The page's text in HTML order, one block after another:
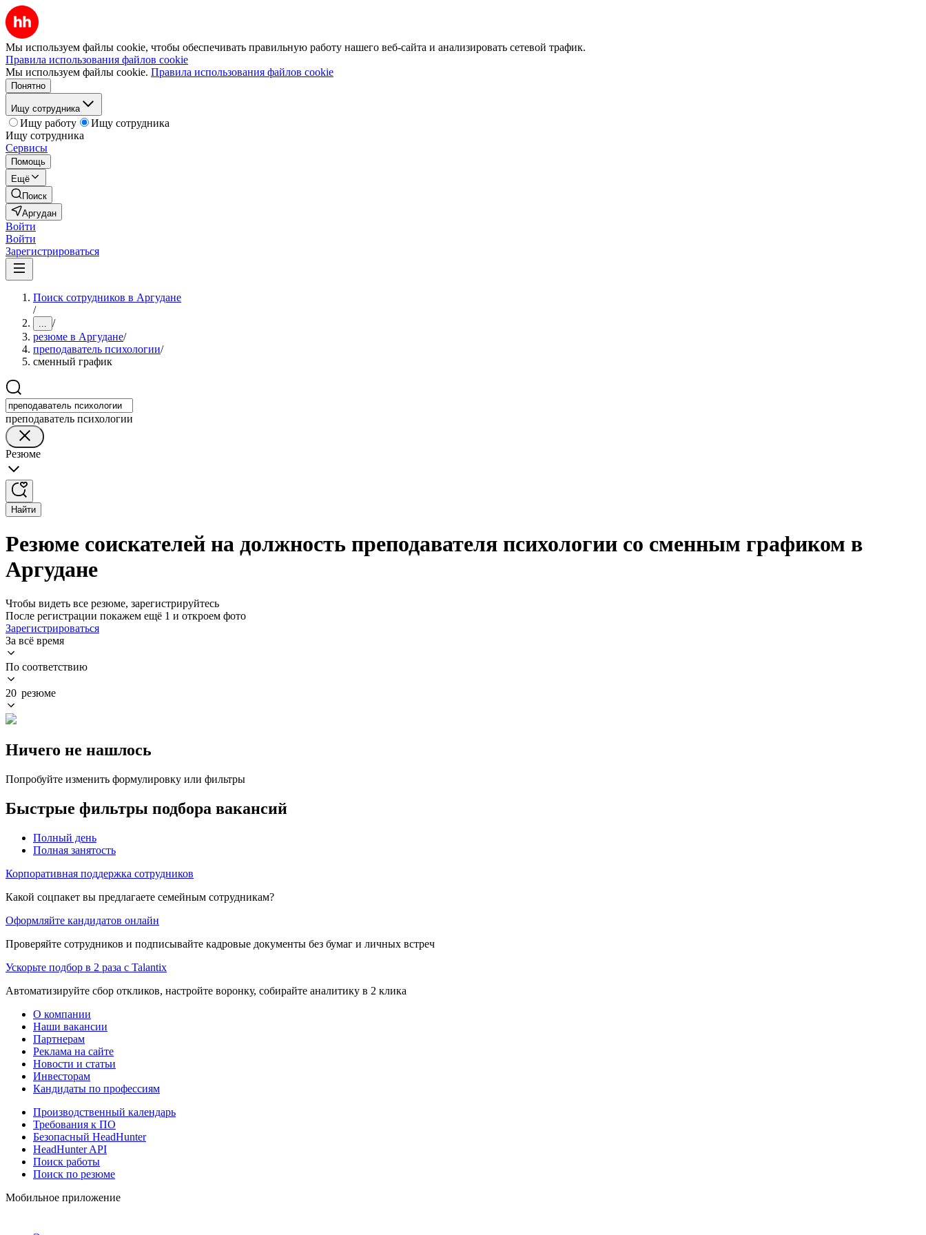
Мы используем файлы cookie, чтобы обеспечивать правильную работу нашего веб-сайта и анализировать сетевой трафик.
Правила использования файлов cookie
Мы используем файлы cookie. Правила использования файлов cookie
Понятно
Ищу сотрудника
Ищу работу
Ищу сотрудника
Ищу сотрудника
Сервисы
Помощь
Ещё
Поиск
Аргудан
Войти
Войти
Зарегистрироваться
Поиск сотрудников в Аргудане
/
... /
резюме в Аргудане/
преподаватель психологии/
сменный график
преподаватель психологии
Резюме
Найти
Резюме соискателей на должность преподавателя психологии со сменным графиком в
Аргудане
Чтобы видеть все резюме, зарегистрируйтесь
После регистрации покажем ещё 1 и откроем фото
Зарегистрироваться
За всё время
По соответствию
20 резюме
Ничего не нашлось
Попробуйте изменить формулировку или фильтры
Быстрые фильтры подбора вакансий
Полный день
Полная занятость
Корпоративная поддержка сотрудников
Какой соцпакет вы предлагаете семейным сотрудникам?
Оформляйте кандидатов онлайн
Проверяйте сотрудников и подписывайте кадровые документы без бумаг и личных встреч
Ускорьте подбор в 2 раза с Talantix
Автоматизируйте сбор откликов, настройте воронку, собирайте аналитику в 2 клика
О компании
Наши вакансии
Партнерам
Реклама на сайте
Новости и статьи
Инвесторам
Кандидаты по профессиям
Производственный календарь
Требования к ПО
Безопасный HeadHunter
HeadHunter API
Поиск работы
Поиск по резюме
Мобильное приложение